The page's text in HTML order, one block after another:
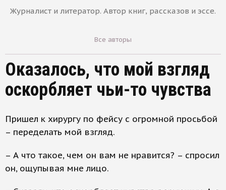
Журналист и литератор. Автор книг, рассказов и эссе.
Все авторы
Оказалось, что мой взгляд
оскорбляет чьи-то чувства
Пришел к хирургу по фейсу с огромной просьбой
– переделать мой взгляд.
– А что такое, чем он вам не нравится? – спросил
он, ощупывая мне лицо.